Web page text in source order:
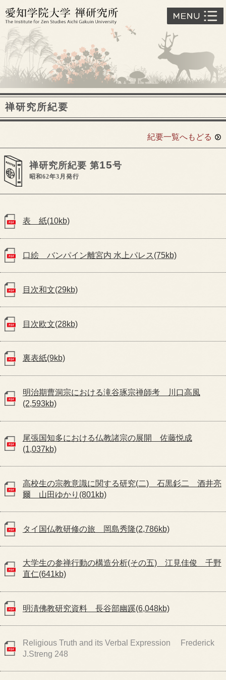
禅研究所紀要
紀要一覧へもどる
禅研究所紀要 第15号
昭和62年3月発行
表 紙(10kb)
口絵 バンパイン離宮内 水上パレス(75kb)
目次和文(29kb)
目次欧文(28kb)
裏表紙(9kb)
明治期曹洞宗における滝谷琢宗禅師考 川口高風
(2,593kb)
尾張国知多における仏教諸宗の展開 佐藤悦成
(1,037kb)
高校生の宗教意識に関する研究(二) 石黒釤二 酒井亮
爾 山田ゆかり(801kb)
タイ国仏教研修の旅 岡島秀隆(2,786kb)
大学生の参禅行動の構造分析(その五) 江見佳俊 千野
直仁(641kb)
明淸佛教研究資料 長谷部幽蹊(6,048kb)
Religious Truth and its Verbal Expression Frederick
J.Streng 248